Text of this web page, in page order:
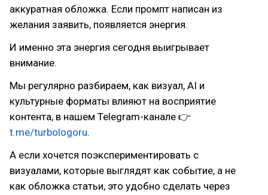
аккуратная обложка. Если промпт написан из
желания заявить, появляется энергия.
И именно эта энергия сегодня выигрывает
внимание.
Мы регулярно разбираем, как визуал, AI и
культурные форматы влияют на восприятие
контента, в нашем Telegram-канале 👉
t.me/turbologoru.
А если хочется поэкспериментировать с
визуалами, которые выглядят как событие, а не
как обложка статьи, это удобно сделать через